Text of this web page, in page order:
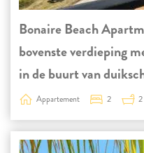
Bonaire Beach
bovenste verdieping
in de buurt van
Appartement 2 2